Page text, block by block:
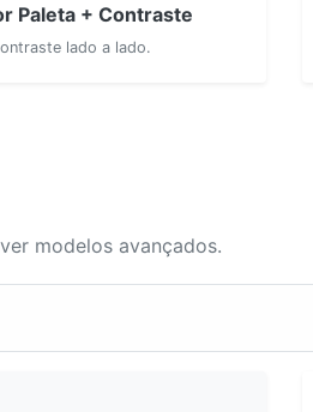
Paleta + Contraste
lado a lado.
modelos avançados.